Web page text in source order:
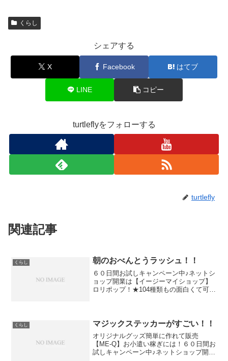
くらし
シェアする
X Facebook はてブ
LINE コピー
turtleflyをフォローする
turtlefly
関連記事
くらし 朝のおべんとうラッシュ！！
６０日間お試しキャンペーン中♪ネットシ
ョップ開業は【イージーマイショップ】
ロリポップ！★104種類もの面白くて可愛
くらし マジックステッカーがすごい！！
オリジナルグッズ簡単に作れて販売
【ME-Q】お小遣い稼ぎには！６０日間お
試しキャンペーン中♪ネットショップ開業